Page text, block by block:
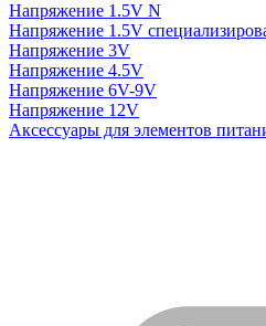
Напряжение 1.5V N
Напряжение 1.5V
Напряжение 3V
Напряжение 4.5V
Напряжение 6V-9V
Напряжение 12V
Аксессуары для элементов